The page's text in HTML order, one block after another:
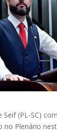
Seif (PL-SC)
no Plenário